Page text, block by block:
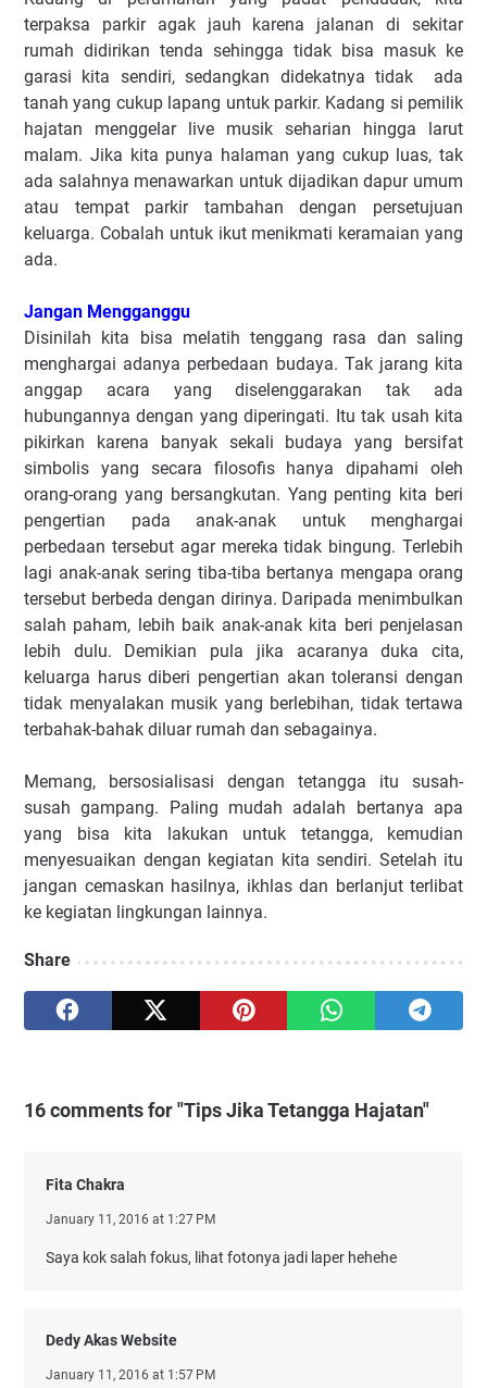
terpaksa parkir agak jauh karena jalanan di sekitar
rumah didirikan tenda sehingga tidak bisa masuk ke
garasi kita sendiri, sedangkan didekatnya tidak ada
tanah yang cukup lapang untuk parkir. Kadang si pemilik
hajatan menggelar live musik seharian hingga larut
malam. Jika kita punya halaman yang cukup luas, tak
ada salahnya menawarkan untuk dijadikan dapur umum
atau tempat parkir tambahan dengan persetujuan
keluarga. Cobalah untuk ikut menikmati keramaian yang
ada.
Jangan Mengganggu
Disinilah kita bisa melatih tenggang rasa dan saling
menghargai adanya perbedaan budaya. Tak jarang kita
anggap acara yang diselenggarakan tak ada
hubungannya dengan yang diperingati. Itu tak usah kita
pikirkan karena banyak sekali budaya yang bersifat
simbolis yang secara filosofis hanya dipahami oleh
orang-orang yang bersangkutan. Yang penting kita beri
pengertian pada anak-anak untuk menghargai
perbedaan tersebut agar mereka tidak bingung. Terlebih
lagi anak-anak sering tiba-tiba bertanya mengapa orang
tersebut berbeda dengan dirinya. Daripada menimbulkan
salah paham, lebih baik anak-anak kita beri penjelasan
lebih dulu. Demikian pula jika acaranya duka cita,
keluarga harus diberi pengertian akan toleransi dengan
tidak menyalakan musik yang berlebihan, tidak tertawa
terbahak-bahak diluar rumah dan sebagainya.
Memang, bersosialisasi dengan tetangga itu susah-
susah gampang. Paling mudah adalah bertanya apa
yang bisa kita lakukan untuk tetangga, kemudian
menyesuaikan dengan kegiatan kita sendiri. Setelah itu
jangan cemaskan hasilnya, ikhlas dan berlanjut terlibat
ke kegiatan lingkungan lainnya.
Share
16 comments for "Tips Jika Tetangga Hajatan"
Fita Chakra
January 11, 2016 at 1:27 PM
Saya kok salah fokus, lihat fotonya jadi laper hehehe
Dedy Akas Website
January 11, 2016 at 1:57 PM